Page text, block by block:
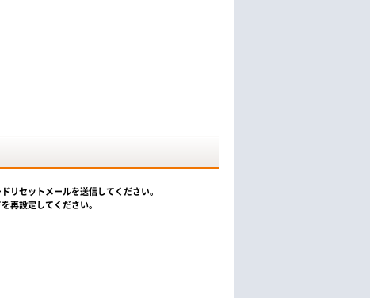
リセットメールを送信してください。
再設定してください。